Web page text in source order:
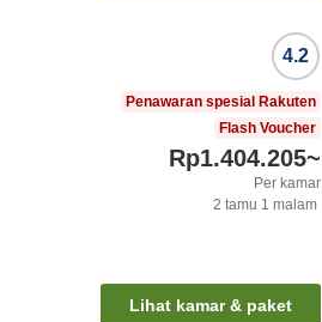
4.2
Penawaran spesial Rakuten
Flash Voucher
Rp1.404.205~
Per kamar
2 tamu 1 malam
Lihat kamar & paket